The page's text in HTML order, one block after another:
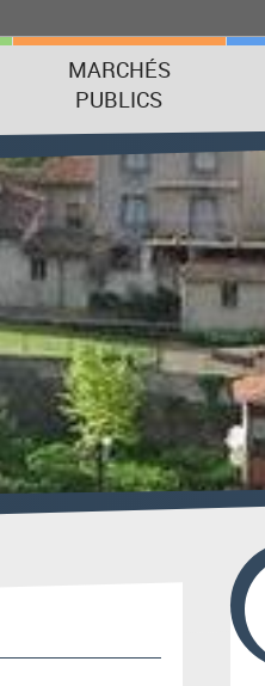
MARCHÉS
PUBLICS